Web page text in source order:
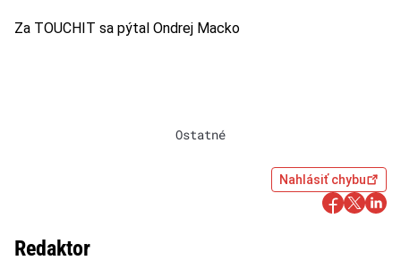
Za TOUCHIT sa pýtal Ondrej Macko
Ostatné
Nahlásiť chybu
Redaktor